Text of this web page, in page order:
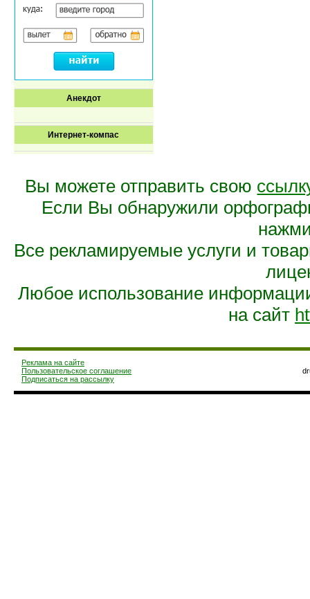
Анекдот
Интернет-компас
Вы можете отправить свою
Если Вы обнаружили
Все рекламируемые услуги и
Любое использование
на сайт
Реклама на сайте
Пользовательское соглашение
Подписаться на рассылку